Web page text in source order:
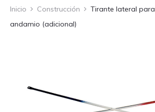
Inicio Construcción
Tirante lateral para
andamio (adicional)